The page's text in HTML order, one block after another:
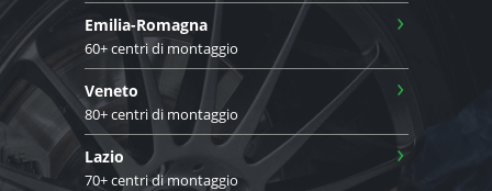
Emilia-Romagna
60+ centri di montaggio
›
Veneto
80+ centri di montaggio
›
Lazio
70+ centri di montaggio
›